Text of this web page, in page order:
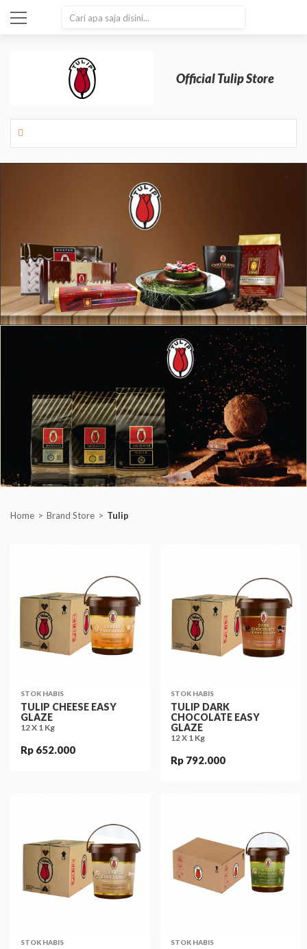
Official Tulip Store
Home Brand Store Tulip
STOK HABIS
TULIP CHEESE EASY
GLAZE
12 X 1 Kg
Rp 652.000
STOK HABIS
TULIP DARK
CHOCOLATE EASY
GLAZE
12 X 1 Kg
Rp 792.000
STOK HABIS STOK HABIS